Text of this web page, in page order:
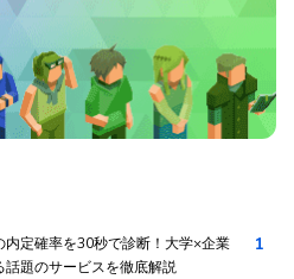
内定確率を30秒で診断！大学×企業
話題のサービスを徹底解説
1